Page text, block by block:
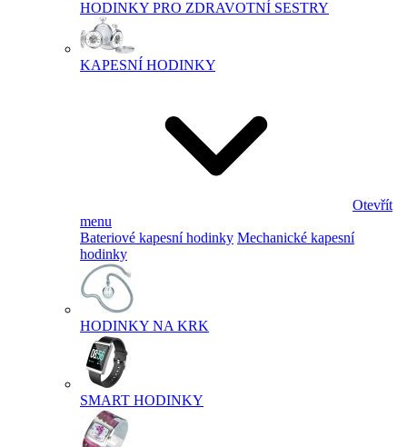
HODINKY PRO ZDRAVOTNÍ SESTRY
KAPESNÍ HODINKY
Otevřít
menu
Bateriové kapesní hodinky Mechanické kapesní
hodinky
HODINKY NA KRK
SMART HODINKY